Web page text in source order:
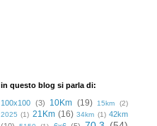
in questo blog si parla di:
100x100 (3) 10Km (19) 15km
(2)
2025 (1) 21Km (16) 34km (1) 42km